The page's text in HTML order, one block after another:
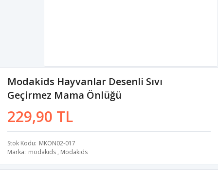
Modakids Hayvanlar Desenli Sıvı
Geçirmez Mama Önlüğü
229,90 TL
Stok Kodu MKON02-017
Marka modakids , Modakids